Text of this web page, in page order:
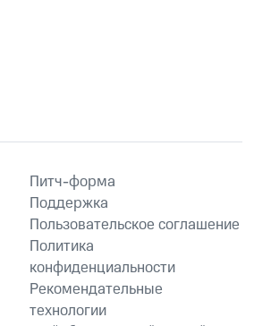
Питч-форма
Поддержка
Пользовательское соглашение
Политика
конфиденциальности
Рекомендательные
технологии